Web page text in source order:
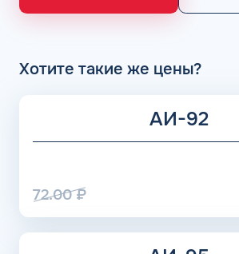
Хотите такие же цены?
АИ-92
72.00₽